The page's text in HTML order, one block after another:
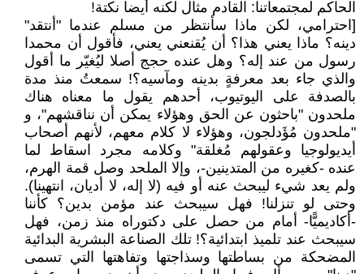
الحاكم لمجتمعاتنا: القادم مثال لكنه أيضا نكتة!
[احترامي، لكن ماذا سأنتظر من مسلم عندما "أنتقد"
دينه؟ ماذا يعني هذا؟ أن يُقنعني يعني، فأقول أن محمدا
رسول من عند إله؟ وهل عنده حجج أصلا ليُغيّر ما أقول
والذي جاء بعد معرفةٍ بدينه ومآسيه؟! سمعتُ منذ مدة
بالصدفة على اليوتيوب، أحدهم يقول ما معناه هناك
ملحدون "باحثون عن الحق وهؤلاء يمكن أن نناقشهم"، و
"ملحدون مُؤَدلجون، وهؤلاء لا كلام معهم، لأنهم أصحاب
أيديولوجيا وعقولهم مُغلقة" وكلامه مجرد اسقاط لما
عنده -كغيره من المتدينين-، وإلا الملحد وصل قمة الهرم،
ولم يعد شيء ليبحث عنه أو فيه (لا إله، لا أديان، انتهينا).
وحتى لو تنزلنا! فهل سيبحث عند مؤمن بدين؟ كأننا
-أكاديميًّا- أمام من حصل على دكتوراه منذ زمن، فهل
سيبحث عند تلميذ ابتدائية؟! تلك الصناعة البشرية البدائية
المضحكة من بساطتها وسذاجتها وتفاهتها التي تسمى